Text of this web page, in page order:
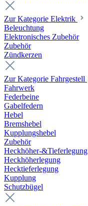
Zur Kategorie Elektrik
Beleuchtung
Elektronisches Zubehör
Zubehör
Zündkerzen
Zur Kategorie Fahrgestell
Fahrwerk
Federbeine
Gabelfedern
Hebel
Bremshebel
Kupplungshebel
Zubehör
Heckhöher-&Tieferlegung
Heckhöherlegung
Hecktieferlegung
Kupplung
Schutzbügel